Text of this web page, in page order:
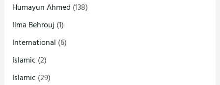
Humayun Ahmed (138)
Ilma Behrouj (1)
International (6)
Islamic (2)
Islamic (29)